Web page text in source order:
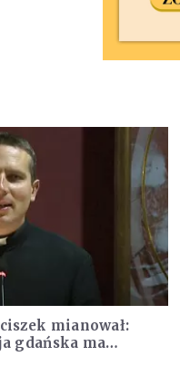
mianował:
gdańska ma